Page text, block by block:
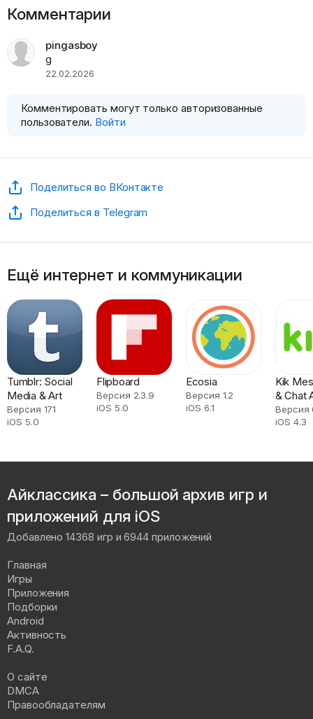
Комментарии
pingasboy
g
22.02.2026
Комментировать могут только авторизованные
пользователи. Войти
Поделиться во ВКонтакте
Поделиться в Telegram
Ещё интернет и коммуникации
Tumblr: Social
Media & Art
Версия 171
iOS 5.0
Flipboard
Версия 2.3.9
iOS 5.0
Ecosia
Версия 1.2
iOS 6.1
Kik
& Chat
Версия
iOS 4.3
Айклассика – большой архив игр и
приложений для iOS
Добавлено 14368 игр и 6944 приложений
Главная
Игры
Приложения
Подборки
Android
Активность
F.A.Q.
О сайте
DMCA
Правообладателям